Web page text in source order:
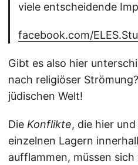
viele entscheidende
facebook.com/
Gibt es also hier
nach religiöser
jüdischen Welt!
Die Konflikte, die hier
einzelnen Lagern
aufflammen, müssen